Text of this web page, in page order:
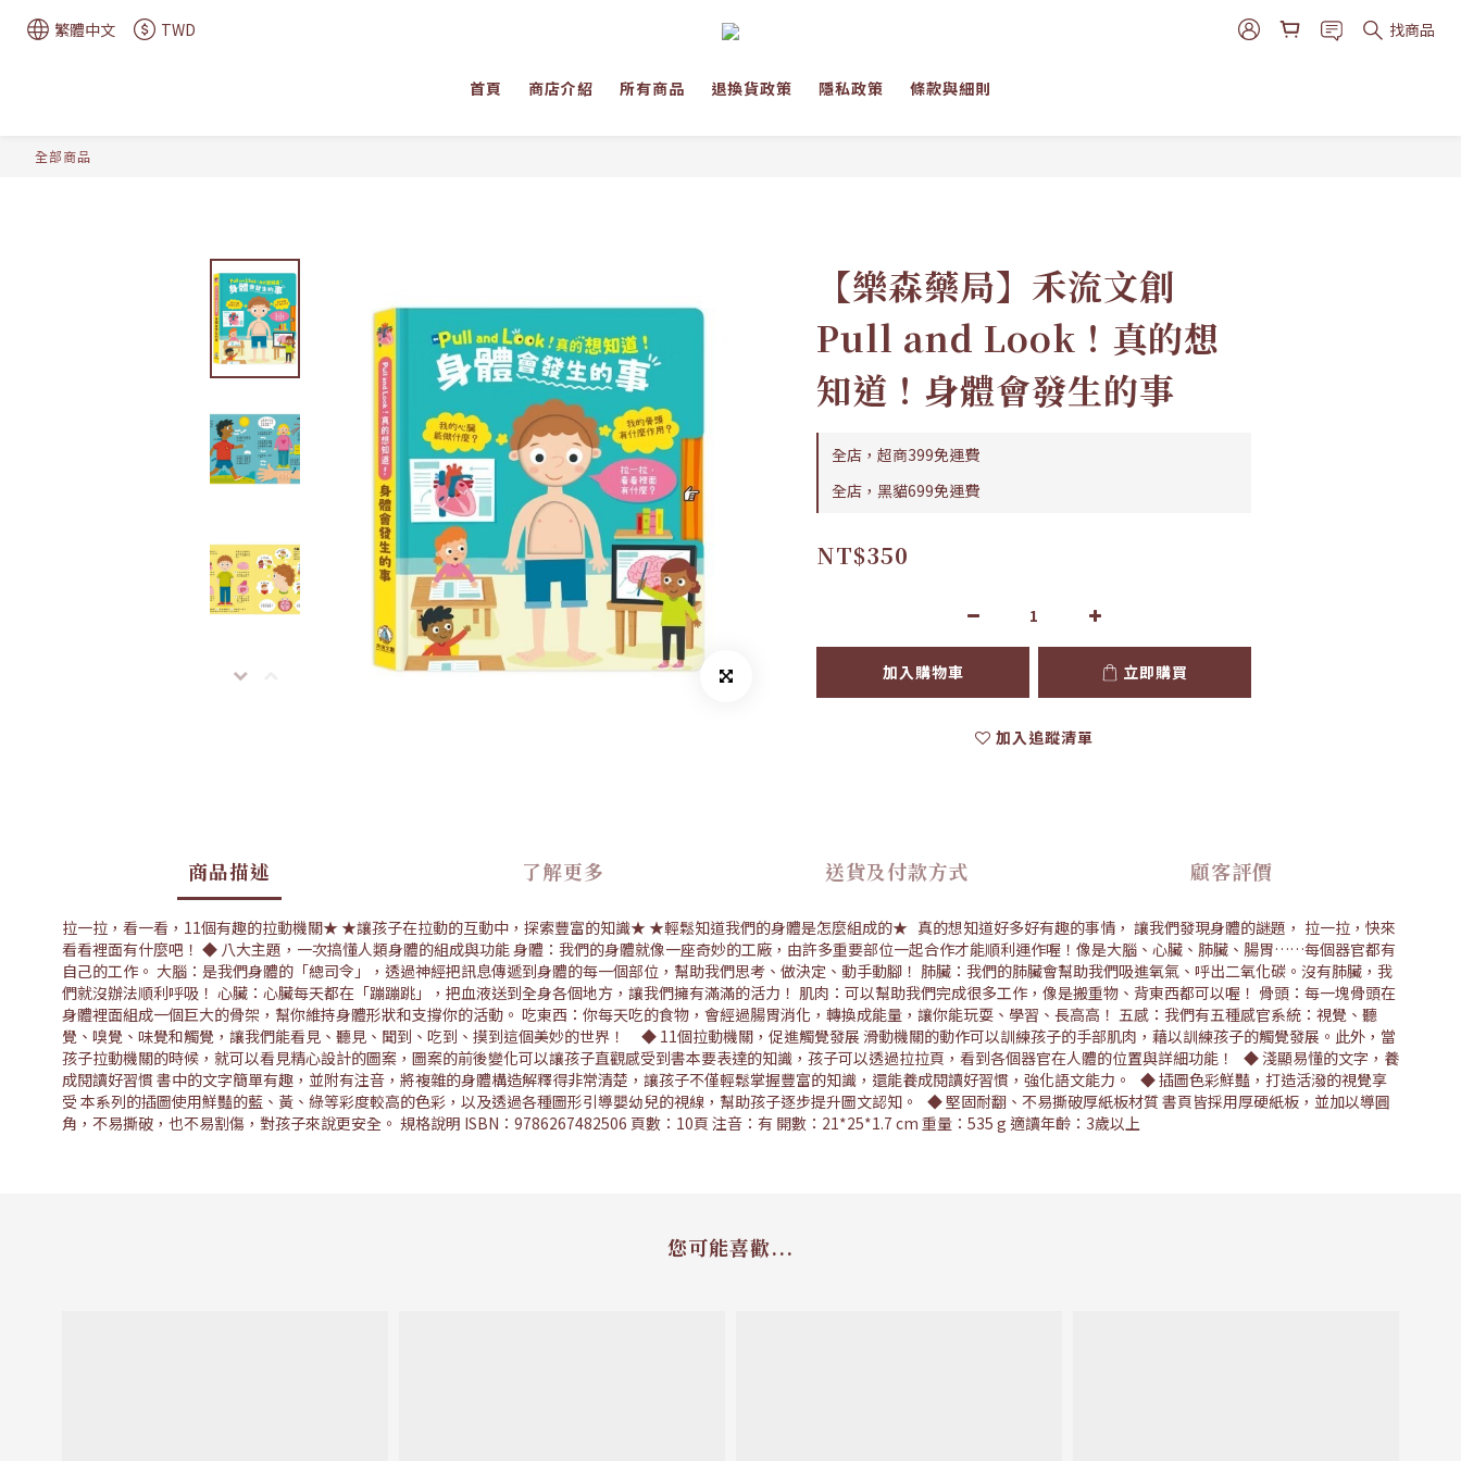
繁體中文 TWD 找商品
首頁 商店介紹 所有商品 退換貨政策 隱私政策 條款與細則
全部商品
【樂森藥局】禾流文創
Pull and Look！真的想
知道！身體會發生的事
全店，超商399免運費
全店，黑貓699免運費
NT$350
加入購物車 立即購買
加入追蹤清單
商品描述 了解更多 送貨及付款方式 顧客評價
拉一拉，看一看，11個有趣的拉動機關★ ★讓孩子在拉動的互動中，探索豐富的知識★ ★輕鬆知道我們的身體是怎麼組成的★ 真的想知道好多好有趣的事情， 讓我們發現身體的謎題， 拉一拉，快來
看看裡面有什麼吧！ ◆ 八大主題，一次搞懂人類身體的組成與功能 身體：我們的身體就像一座奇妙的工廠，由許多重要部位一起合作才能順利運作喔！像是大腦、心臟、肺臟、腸胃……每個器官都有
自己的工作。 大腦：是我們身體的「總司令」，透過神經把訊息傳遞到身體的每一個部位，幫助我們思考、做決定、動手動腳！ 肺臟：我們的肺臟會幫助我們吸進氧氣、呼出二氧化碳。沒有肺臟，我
們就沒辦法順利呼吸！ 心臟：心臟每天都在「蹦蹦跳」，把血液送到全身各個地方，讓我們擁有滿滿的活力！ 肌肉：可以幫助我們完成很多工作，像是搬重物、背東西都可以喔！ 骨頭：每一塊骨頭在
身體裡面組成一個巨大的骨架，幫你維持身體形狀和支撐你的活動。 吃東西：你每天吃的食物，會經過腸胃消化，轉換成能量，讓你能玩耍、學習、長高高！ 五感：我們有五種感官系統：視覺、聽
覺、嗅覺、味覺和觸覺，讓我們能看見、聽見、聞到、吃到、摸到這個美妙的世界！ ◆ 11個拉動機關，促進觸覺發展 滑動機關的動作可以訓練孩子的手部肌肉，藉以訓練孩子的觸覺發展。此外，當
孩子拉動機關的時候，就可以看見精心設計的圖案，圖案的前後變化可以讓孩子直觀感受到書本要表達的知識，孩子可以透過拉拉頁，看到各個器官在人體的位置與詳細功能！ ◆ 淺顯易懂的文字，養
成閱讀好習慣 書中的文字簡單有趣，並附有注音，將複雜的身體構造解釋得非常清楚，讓孩子不僅輕鬆掌握豐富的知識，還能養成閱讀好習慣，強化語文能力。 ◆ 插圖色彩鮮豔，打造活潑的視覺享
受 本系列的插圖使用鮮豔的藍、黃、綠等彩度較高的色彩，以及透過各種圖形引導嬰幼兒的視線，幫助孩子逐步提升圖文認知。 ◆ 堅固耐翻、不易撕破厚紙板材質 書頁皆採用厚硬紙板，並加以導圓
角，不易撕破，也不易割傷，對孩子來說更安全。 規格說明 ISBN：9786267482506 頁數：10頁 注音：有 開數：21*25*1.7 cm 重量：535 g 適讀年齡：3歲以上
您可能喜歡...